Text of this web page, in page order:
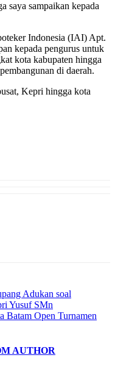
saya sampaikan kepada
Indonesia (IAI) Apt.
kepada pengurus untuk
kota kabupaten hingga
di daerah.
Kepri hingga kota
Adukan soal
Yusuf SMn
Batam Open Turnamen
AUTHOR